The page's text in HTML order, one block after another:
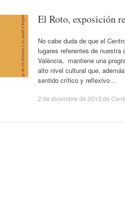
El Roto, exposición
No cabe duda de que el
lugares referentes de
València, mantiene una
alto nivel cultural que,
sentido crítico y reflexivo…
2 de diciembre de 2013 de